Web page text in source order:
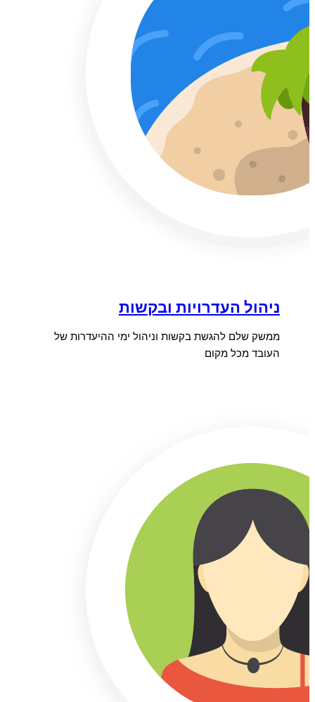
ניהול העדרויות ובקשות
ממשק שלם להגשת בקשות וניהול ימי ההיעדרות של
העובד מכל מקום